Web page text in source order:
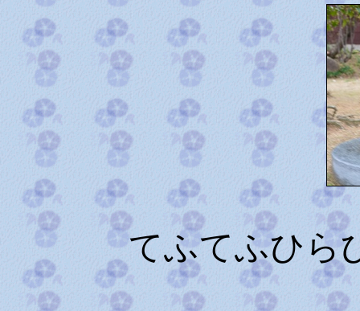
てふてふひら